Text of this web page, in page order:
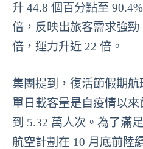
升 44.8 個百分點至
倍，反映出旅客需求強勁
倍，運力升近 22 倍。
集團提到，復活節假期航
單日載客量是自疫情以
到 5.32 萬人次。為了滿
航空計劃在 10 月底前陸